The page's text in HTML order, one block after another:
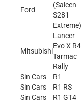
Ford
(Saleen
S281
Extreme)
Mitsubishi
Lancer
Evo X R4
Tarmac
Rally
Sin Cars R1
Sin Cars
R1 RS
Sin Cars
R1 GT4